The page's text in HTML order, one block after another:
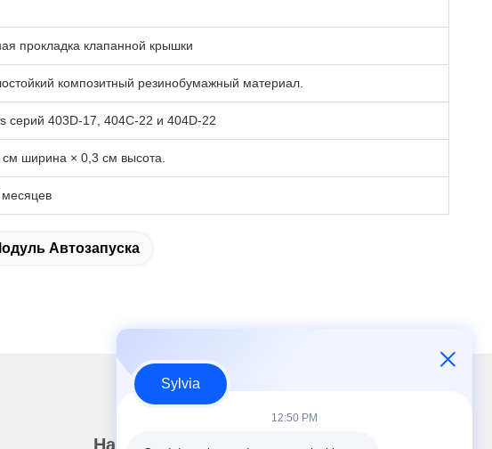
прокладка клапанной крышки
композитный резинобумажный материал.
серий 403D-17, 404C-22 и 404D-22
ширина × 0,3 см высота.
месяцев
Автозапуска
Наш информационный бюллетень
Sylvia
12:50 PM